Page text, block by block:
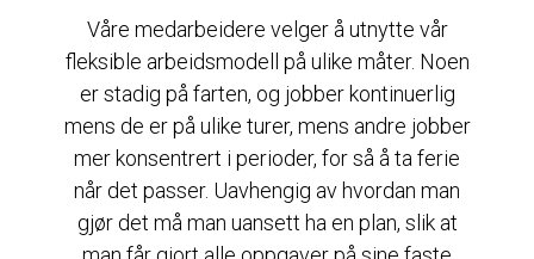
Våre medarbeidere velger å utnytte vår
fleksible arbeidsmodell på ulike måter. Noen
er stadig på farten, og jobber kontinuerlig
mens de er på ulike turer, mens andre jobber
mer konsentrert i perioder, for så å ta ferie
når det passer. Uavhengig av hvordan man
gjør det må man uansett ha en plan, slik at